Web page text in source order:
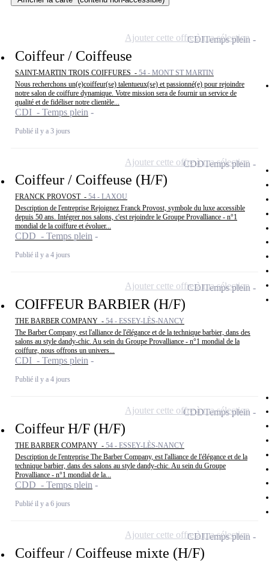
Coiffeur / Coiffeuse
SAINT-MARTIN TROIS COIFFURES - 54 - MONT ST MARTIN
Nous recherchons un(e)coiffeur(se) talentueux(se) et passionné(e) pour rejoindre
notre salon de coiffure dynamique. Votre mission sera de fournir un service de
qualité et de fidéliser notre clientèle...
CDI - Temps plein
Publié il y a 3 jours
CDITemps plein
Ajouter cette offre à ma sélection
Coiffeur / Coiffeuse (H/F)
FRANCK PROVOST - 54 - LAXOU
Description de l'entreprise Rejoignez Franck Provost, symbole du luxe accessible
depuis 50 ans. Intégrer nos salons, c'est rejoindre le Groupe Provalliance - n°1
mondial de la coiffure et évoluer...
CDD - Temps plein
Publié il y a 4 jours
CDDTemps plein
Ajouter cette offre à ma sélection
COIFFEUR BARBIER (H/F)
THE BARBER COMPANY - 54 - ESSEY-LÈS-NANCY
The Barber Company, est l'alliance de l'élégance et de la technique barbier, dans des
salons au style dandy-chic. Au sein du Groupe Provalliance - n°1 mondial de la
coiffure, nous offrons un univers...
CDI - Temps plein
Publié il y a 4 jours
CDITemps plein
Ajouter cette offre à ma sélection
Coiffeur H/F (H/F)
THE BARBER COMPANY - 54 - ESSEY-LÈS-NANCY
Description de l'entreprise The Barber Company, est l'alliance de l'élégance et de la
technique barbier, dans des salons au style dandy-chic. Au sein du Groupe
Provalliance - n°1 mondial de la...
CDD - Temps plein
Publié il y a 6 jours
CDDTemps plein
Ajouter cette offre à ma sélection
Coiffeur / Coiffeuse mixte (H/F)
CDITemps plein
Ajouter cette offre à ma sélection